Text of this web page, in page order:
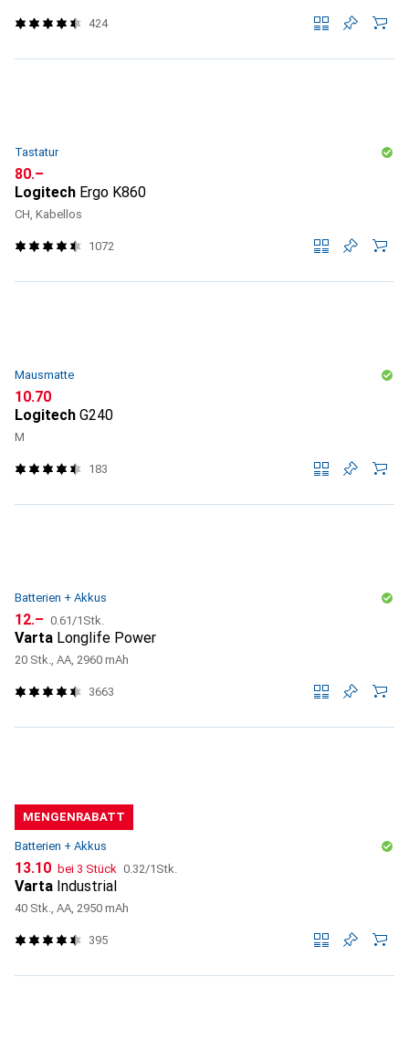
424
Tastatur
CHF
80.–
Logitech Ergo K860
CH, Kabellos
1072
Mausmatte
CHF
10.70
Logitech G240
M
183
Batterien + Akkus
CHF
12.– CHF
0.61/1Stk.
Varta Longlife Power
20 Stk., AA, 2960 mAh
3663
MENGENRABATT
Batterien + Akkus
CHF
13.10 bei 3 Stück CHF
0.32/1Stk.
Varta Industrial
40 Stk., AA, 2950 mAh
395